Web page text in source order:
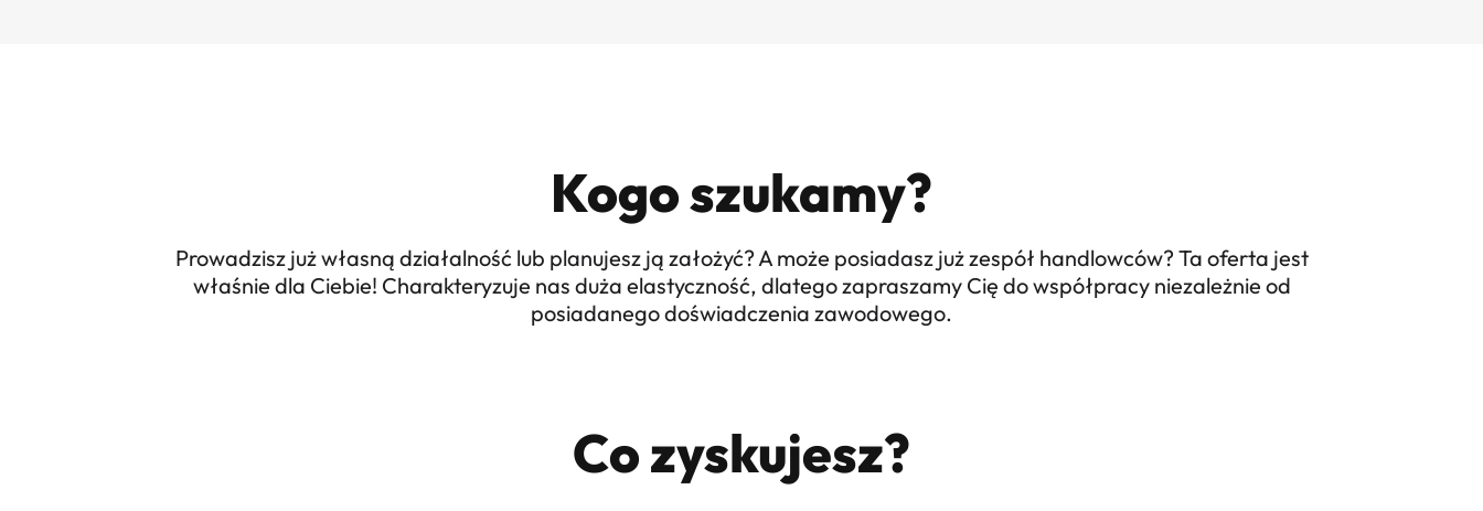
Kogo szukamy?
Prowadzisz już własną działalność lub planujesz ją założyć? A może posiadasz już zespół handlowców? Ta oferta jest
właśnie dla Ciebie! Charakteryzuje nas duża elastyczność, dlatego zapraszamy Cię do współpracy niezależnie od
posiadanego doświadczenia zawodowego.
Co zyskujesz?